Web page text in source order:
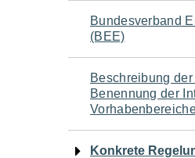
für
den
Bundesverband
(BEE)
Beschreibung
Benennung der
Konkrete